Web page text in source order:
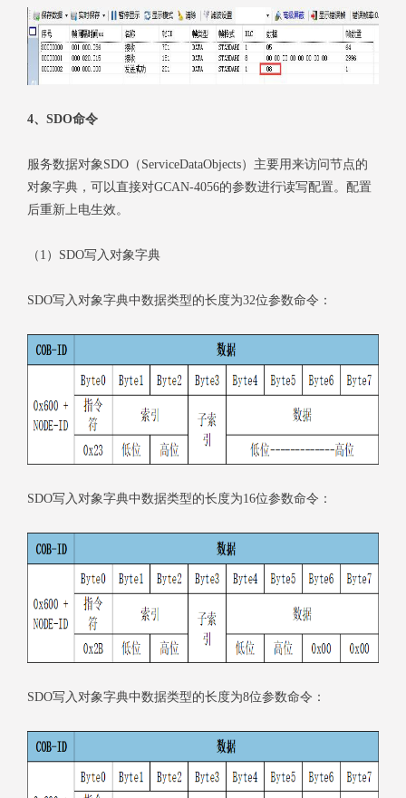
4、SDO命令
服务数据对象SDO（ServiceDataObjects）主要用来访问节点的
对象字典，可以直接对GCAN-4056的参数进行读写配置。配置
后重新上电生效。
（1）SDO写入对象字典
SDO写入对象字典中数据类型的长度为32位参数命令：
SDO写入对象字典中数据类型的长度为16位参数命令：
SDO写入对象字典中数据类型的长度为8位参数命令：